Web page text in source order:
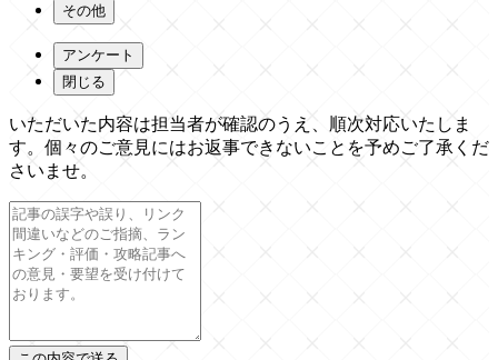
その他
アンケート
閉じる
いただいた内容は担当者が確認のうえ、順次対応いたしま
す。個々のご意見にはお返事できないことを予めご了承くだ
さいませ。